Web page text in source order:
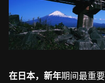
在日本，新年期间最重